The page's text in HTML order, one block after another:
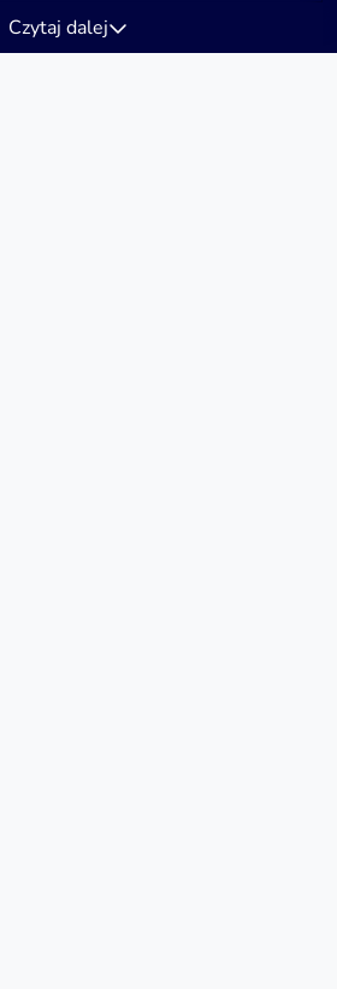
Czytaj dalej